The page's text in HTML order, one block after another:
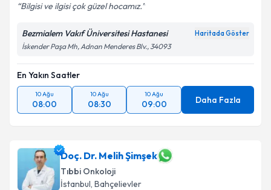
Kişisel verilerimin işlenmesine ilişkin
kapsamda işlenmesini kabul ediyorum.
Bilgisi ve ilgisi çok güzel hocamız.
Bezmialem Vakıf Üniversitesi Hastanesi Haritada Göster
İskender Paşa Mh, Adnan Menderes Blv., 34093
En Yakın Saatler
10 Ağu
08:00
10 Ağu
08:30
10 Ağu
09:00 Daha Fazla
Doç. Dr. Melih Şimşek
Tıbbi Onkoloji
İstanbul, Bahçelievler